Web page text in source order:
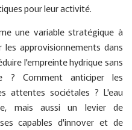
pour leur activité.
une variable stratégique à
approvisionnements dans
l'empreinte hydrique sans
? Comment anticiper les
attentes sociétales ? L'eau
mais aussi un levier de
capables d'innover et de